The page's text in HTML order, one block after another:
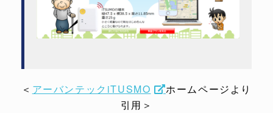
＜ アーバンテックiTUSMO
ホームページより
引用＞